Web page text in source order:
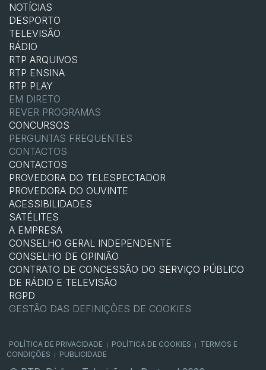
NOTÍCIAS
DESPORTO
TELEVISÃO
RÁDIO
RTP ARQUIVOS
RTP ENSINA
RTP PLAY
EM DIRETO
REVER PROGRAMAS
CONCURSOS
PERGUNTAS FREQUENTES
CONTACTOS
CONTACTOS
PROVEDORA DO TELESPECTADOR
PROVEDORA DO OUVINTE
ACESSIBILIDADES
SATÉLITES
A EMPRESA
CONSELHO GERAL INDEPENDENTE
CONSELHO DE OPINIÃO
CONTRATO DE CONCESSÃO DO SERVIÇO PÚBLICO
DE RÁDIO E TELEVISÃO
RGPD
GESTÃO DAS DEFINIÇÕES DE COOKIES
POLÍTICA DE PRIVACIDADE POLÍTICA DE COOKIES
TERMOS E
CONDIÇÕES
PUBLICIDADE